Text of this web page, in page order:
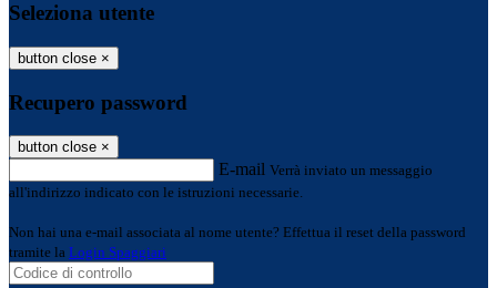
Seleziona utente
button close ×
Recupero password
button close ×
E-mail Verrà inviato un messaggio
all'indirizzo indicato con le istruzioni necessarie.
Non hai una e-mail associata al nome utente? Effettua il reset della password
tramite la Login Spaggiari